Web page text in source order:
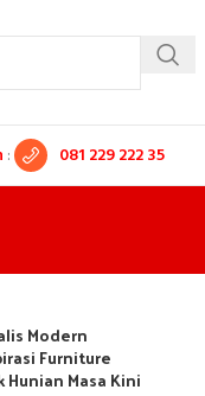
: 081 229 222 35
Modern
Furniture
Masa Kini